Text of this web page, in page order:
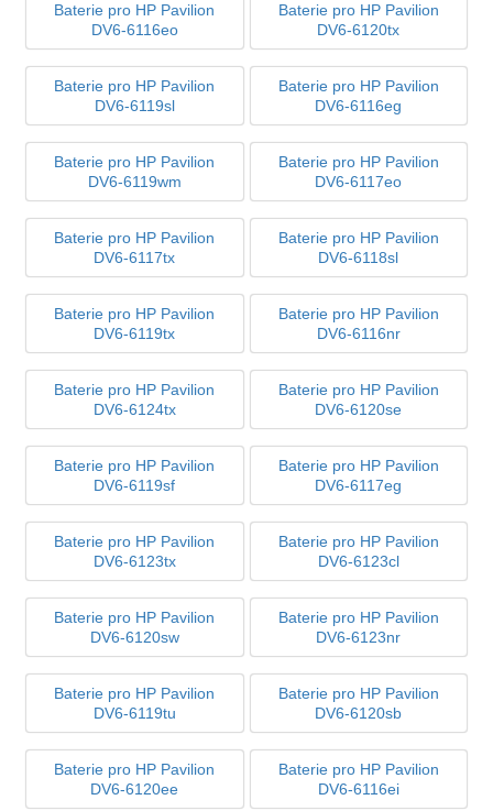
Baterie pro HP Pavilion
DV6-6116eo
Baterie pro HP Pavilion
DV6-6120tx
Baterie pro HP Pavilion
DV6-6119sl
Baterie pro HP Pavilion
DV6-6116eg
Baterie pro HP Pavilion
DV6-6119wm
Baterie pro HP Pavilion
DV6-6117eo
Baterie pro HP Pavilion
DV6-6117tx
Baterie pro HP Pavilion
DV6-6118sl
Baterie pro HP Pavilion
DV6-6119tx
Baterie pro HP Pavilion
DV6-6116nr
Baterie pro HP Pavilion
DV6-6124tx
Baterie pro HP Pavilion
DV6-6120se
Baterie pro HP Pavilion
DV6-6119sf
Baterie pro HP Pavilion
DV6-6117eg
Baterie pro HP Pavilion
DV6-6123tx
Baterie pro HP Pavilion
DV6-6123cl
Baterie pro HP Pavilion
DV6-6120sw
Baterie pro HP Pavilion
DV6-6123nr
Baterie pro HP Pavilion
DV6-6119tu
Baterie pro HP Pavilion
DV6-6120sb
Baterie pro HP Pavilion
DV6-6120ee
Baterie pro HP Pavilion
DV6-6116ei